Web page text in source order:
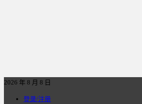
2026 年 8 月 8 日
登录/注册